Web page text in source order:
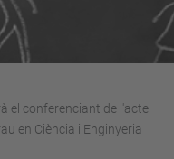
el conferenciant de l'acte
en Ciència i Enginyeria